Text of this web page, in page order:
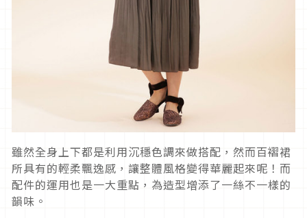
雖然全身上下都是利用沉穩色調來做搭配，然而百褶裙
所具有的輕柔飄逸感，讓整體風格變得華麗起來呢！而
配件的運用也是一大重點，為造型增添了一絲不一樣的
韻味。